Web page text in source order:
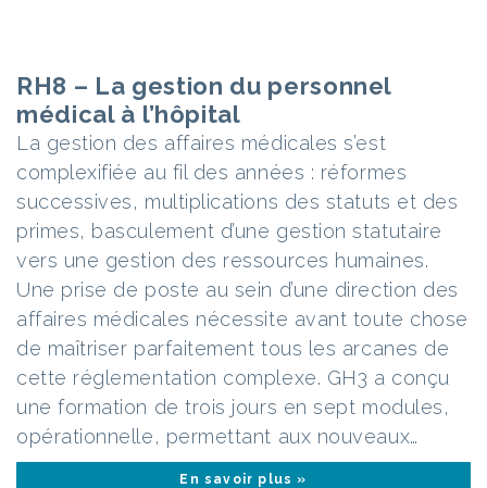
RH8 – La gestion du personnel
médical à l’hôpital
La gestion des affaires médicales s’est
complexifiée au fil des années : réformes
successives, multiplications des statuts et des
primes, basculement d’une gestion statutaire
vers une gestion des ressources humaines.
Une prise de poste au sein d’une direction des
affaires médicales nécessite avant toute chose
de maîtriser parfaitement tous les arcanes de
cette réglementation complexe. GH3 a conçu
une formation de trois jours en sept modules,
opérationnelle, permettant aux nouveaux…
En savoir plus »